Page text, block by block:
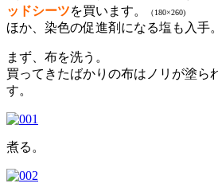
ッドシーツを買います。 （180×260)
ほか、染色の促進剤になる塩も入手
まず、布を洗う。
買ってきたばかりの布はノリが塗ら
す。
煮る。